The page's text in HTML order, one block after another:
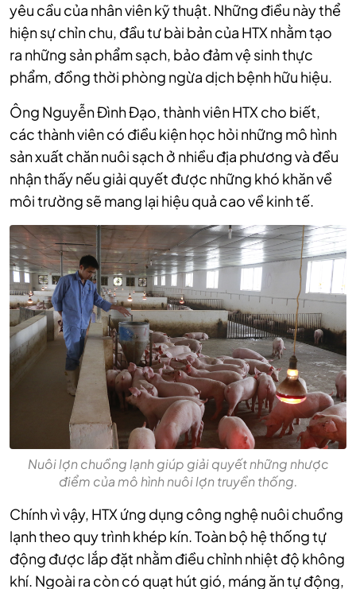
yêu cầu của nhân viên kỹ thuật. Những điều này thể
hiện sự chỉn chu, đầu tư bài bản của HTX nhằm tạo
ra những sản phẩm sạch, bảo đảm vệ sinh thực
phẩm, đồng thời phòng ngừa dịch bệnh hữu hiệu.
Ông Nguyễn Đình Đạo, thành viên HTX cho biết,
các thành viên có điều kiện học hỏi những mô hình
sản xuất chăn nuôi sạch ở nhiều địa phương và đều
nhận thấy nếu giải quyết được những khó khăn về
môi trường sẽ mang lại hiệu quả cao về kinh tế.
Nuôi lợn chuồng lạnh giúp giải quyết những nhược
điểm của mô hình nuôi lợn truyền thống.
Chính vì vậy, HTX ứng dụng công nghệ nuôi chuồng
lạnh theo quy trình khép kín. Toàn bộ hệ thống tự
động được lắp đặt nhằm điều chỉnh nhiệt độ không
khí. Ngoài ra còn có quạt hút gió, máng ăn tự động,